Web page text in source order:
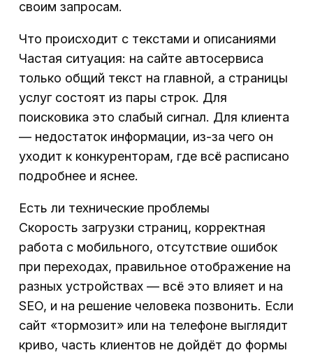
своим запросам.
Что происходит с текстами и описаниями
Частая ситуация: на сайте автосервиса
только общий текст на главной, а страницы
услуг состоят из пары строк. Для
поисковика это слабый сигнал. Для клиента
— недостаток информации, из-за чего он
уходит к конкуренторам, где всё расписано
подробнее и яснее.
Есть ли технические проблемы
Скорость загрузки страниц, корректная
работа с мобильного, отсутствие ошибок
при переходах, правильное отображение на
разных устройствах — всё это влияет и на
SEO, и на решение человека позвонить. Если
сайт «тормозит» или на телефоне выглядит
криво, часть клиентов не дойдёт до формы